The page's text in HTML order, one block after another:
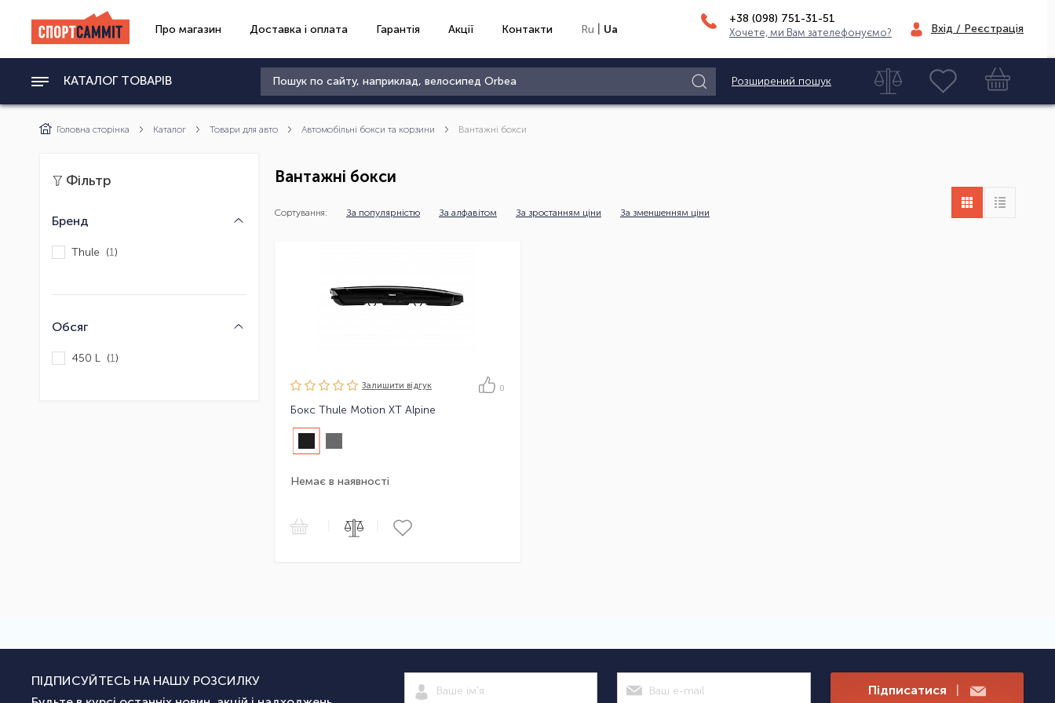
Про магазин Доставка і оплата Гарантія Акції Контакти Ru Ua
+38 (098) 751-31-51
Хочете, ми Вам зателефонуємо? Вхід / Реєстрація
КАТАЛОГ ТОВАРІВ Розширений пошук
Головна сторінка Каталог Товари для авто Автомобільні бокси та корзини Вантажні бокси
Фільтр
Бренд
Thule (1)
Обсяг
450 L (1)
Вантажні бокси
Сортування: За популярністю За алфавітом За зростанням ціни За зменшенням ціни
Залишити вiдгук 0
Бокс Thule Motion XT Alpine
Немає в наявності
ПІДПИСУЙТЕСЬ НА НАШУ РОЗСИЛКУ
Підписатися |